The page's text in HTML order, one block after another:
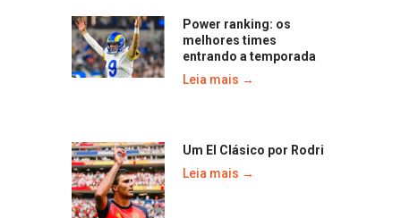
Power ranking: os
melhores times
entrando a temporada
Leia mais →
Um El Clásico por Rodri
Leia mais →